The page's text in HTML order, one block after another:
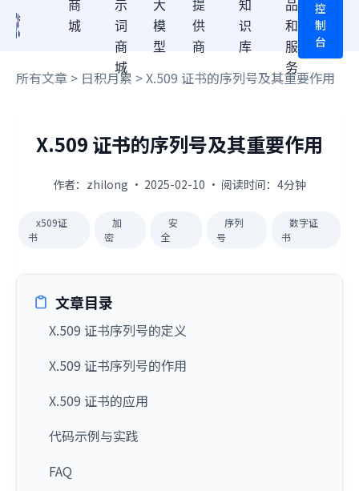
商
城
示
词
商
城
大
模
型
提
供
商
知
识
库
品
和
服
务
控
制
台
所有文章 > 日积月累 > X.509 证书的序列号及其重要作用
X.509 证书的序列号及其重要作用
作者：zhilong · 2025-02-10 · 阅读时间：4分钟
x509证
书
加
密
安
全
序列
号
数字证
书
文章目录
X.509 证书序列号的定义
X.509 证书序列号的作用
X.509 证书的应用
代码示例与实践
FAQ